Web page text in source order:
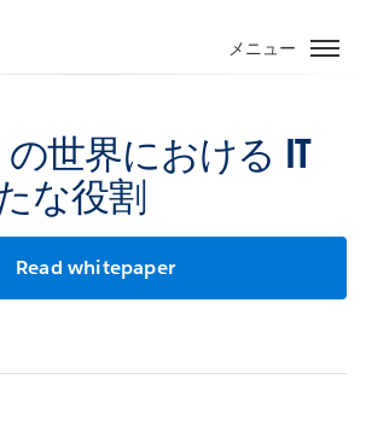
メニュー
世界における IT
な役割
Read whitepaper